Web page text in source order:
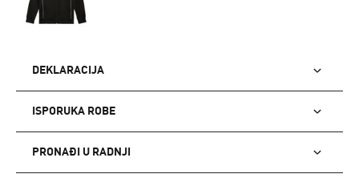
DEKLARACIJA
ISPORUKA ROBE
PRONAĐI U RADNJI